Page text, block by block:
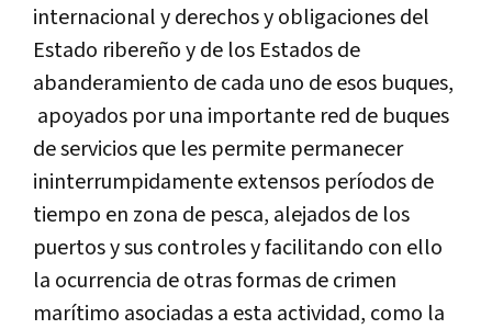
internacional y derechos y obligaciones del
Estado ribereño y de los Estados de
abanderamiento de cada uno de esos buques,
apoyados por una importante red de buques
de servicios que les permite permanecer
ininterrumpidamente extensos períodos de
tiempo en zona de pesca, alejados de los
puertos y sus controles y facilitando con ello
la ocurrencia de otras formas de crimen
marítimo asociadas a esta actividad, como la